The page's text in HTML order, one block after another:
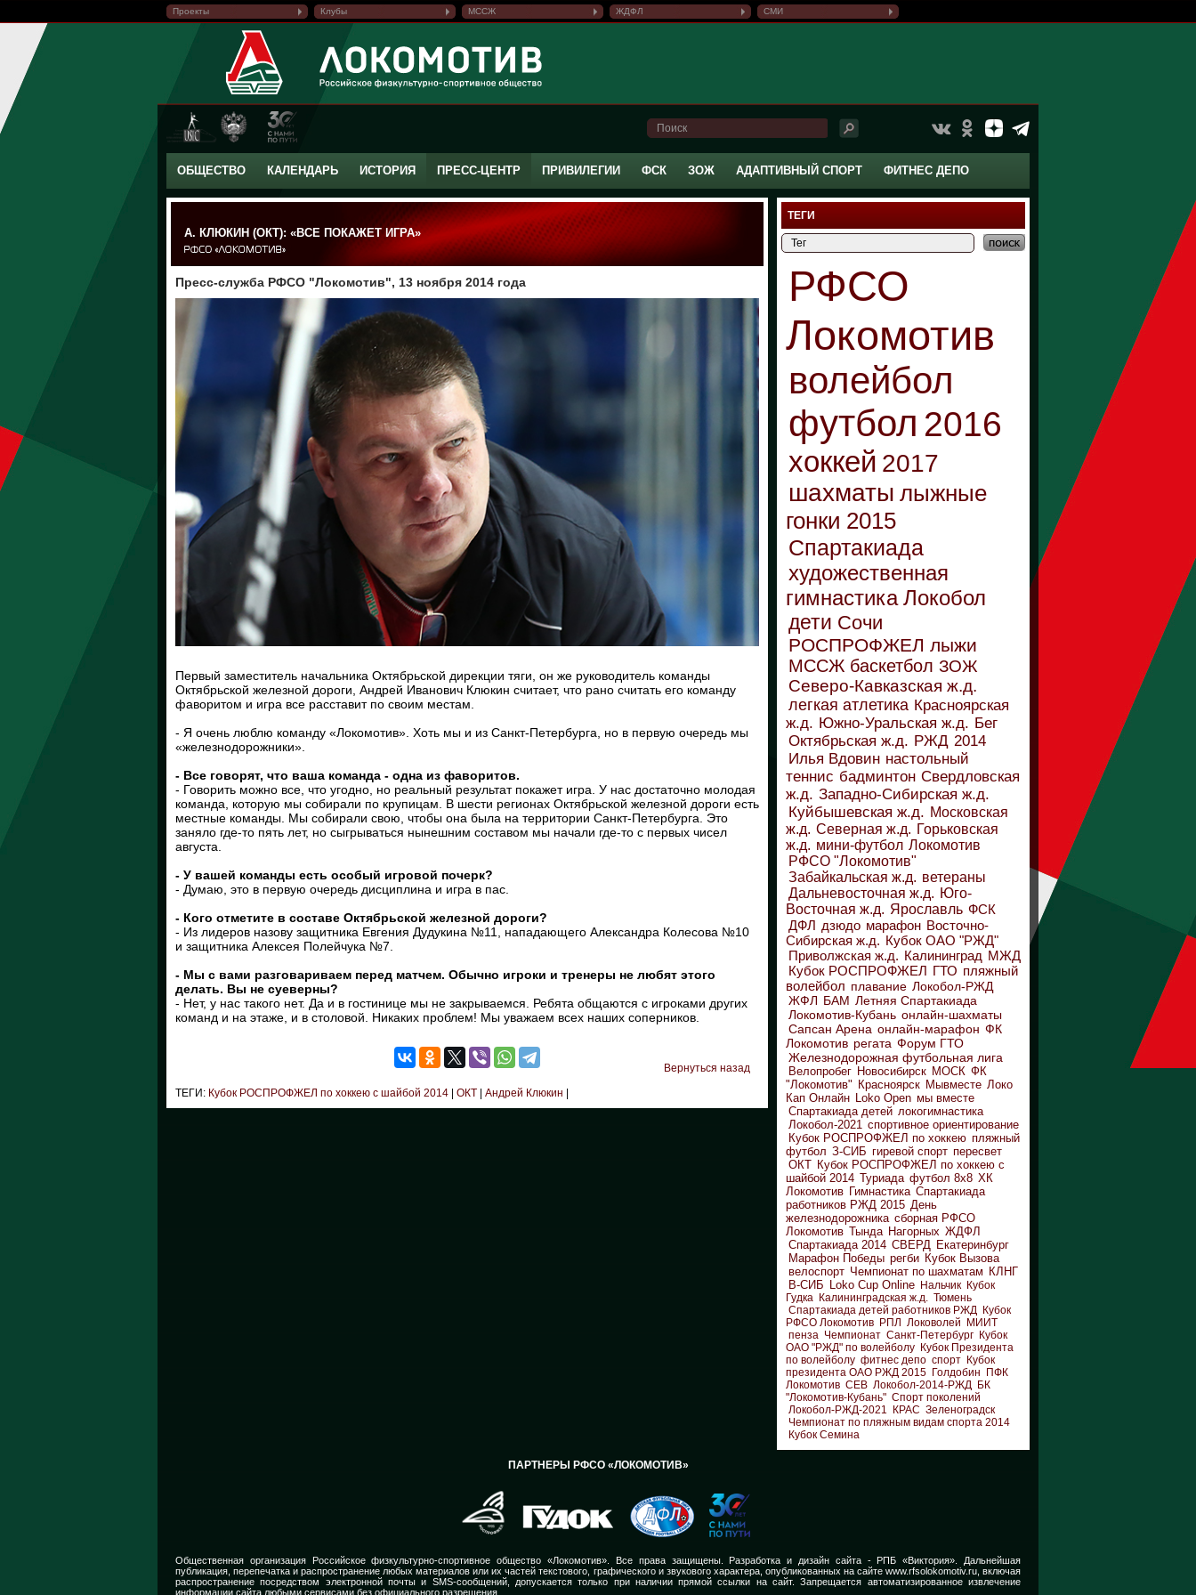
Проекты Клубы МССЖ ЖДФЛ СМИ
ОБЩЕСТВО КАЛЕНДАРЬ ИСТОРИЯ ПРЕСС-ЦЕНТР ПРИВИЛЕГИИ ФСК ЗОЖ АДАПТИВНЫЙ СПОРТ ФИТНЕС ДЕПО
А. КЛЮКИН (ОКТ): «ВСЕ ПОКАЖЕТ ИГРА»
Пресс-служба РФСО "Локомотив", 13 ноября 2014 года
Первый заместитель начальника Октябрьской дирекции тяги, он же руководитель команды
Октябрьской железной дороги, Андрей Иванович Клюкин считает, что рано считать его команду
фаворитом и игра все расставит по своим местам.
- Я очень люблю команду «Локомотив». Хоть мы и из Санкт-Петербурга, но в первую очередь мы
«железнодорожники».
- Все говорят, что ваша команда - одна из фаворитов.
- Говорить можно все, что угодно, но реальный результат покажет игра. У нас достаточно молодая
команда, которую мы собирали по крупицам. В шести регионах Октябрьской железной дороги есть
местные команды. Мы собирали свою, чтобы она была на территории Санкт-Петербурга. Это
заняло где-то пять лет, но сыгрываться нынешним составом мы начали где-то с первых чисел
августа.
- У вашей команды есть особый игровой почерк?
- Думаю, это в первую очередь дисциплина и игра в пас.
- Кого отметите в составе Октябрьской железной дороги?
- Из лидеров назову защитника Евгения Дудукина №11, нападающего Александра Колесова №10
и защитника Алексея Полейчука №7.
- Мы с вами разговариваем перед матчем. Обычно игроки и тренеры не любят этого
делать. Вы не суеверны?
- Нет, у нас такого нет. Да и в гостинице мы не закрываемся. Ребята общаются с игроками других
команд и на этаже, и в столовой. Никаких проблем! Мы уважаем всех наших соперников.
Вернуться назад
ТЕГИ: Кубок РОСПРОФЖЕЛ по хоккею с шайбой 2014 ОКТ Андрей Клюкин
ТЕГИ
РФСО
Локомотив
волейбол
футбол 2016
хоккей 2017
шахматы лыжные
гонки 2015
Спартакиада
художественная
гимнастика Локобол
дети Сочи
РОСПРОФЖЕЛ лыжи
МССЖ баскетбол ЗОЖ
Северо-Кавказская ж.д.
легкая атлетика Красноярская
ж.д. Южно-Уральская ж.д. Бег
Октябрьская ж.д. РЖД 2014
Илья Вдовин настольный
теннис бадминтон Свердловская
ж.д. Западно-Сибирская ж.д.
Куйбышевская ж.д. Московская
ж.д. Северная ж.д. Горьковская
ж.д. мини-футбол Локомотив
РФСО "Локомотив"
Забайкальская ж.д. ветераны
Дальневосточная ж.д. Юго-
Восточная ж.д. Ярославль ФСК
ДФЛ дзюдо марафон Восточно-
Сибирская ж.д. Кубок ОАО "РЖД"
Приволжская ж.д. Калининград МЖД
Кубок РОСПРОФЖЕЛ ГТО пляжный
волейбол плавание Локобол-РЖД
ЖФЛ БАМ Летняя Спартакиада
Локомотив-Кубань онлайн-шахматы
Сапсан Арена онлайн-марафон ФК
Локомотив регата Форум ГТО
Железнодорожная футбольная лига
Велопробег Новосибирск МОСК ФК
"Локомотив" Красноярск Мывместе Локо
Кап Онлайн Loko Open мы вместе
Спартакиада детей локогимнастика
Локобол-2021 спортивное ориентирование
Кубок РОСПРОФЖЕЛ по хоккею пляжный
футбол З-СИБ гиревой спорт пересвет
ОКТ Кубок РОСПРОФЖЕЛ по хоккею с
шайбой 2014 Туриада футбол 8х8 ХК
Локомотив Гимнастика Спартакиада
работников РЖД 2015 День
железнодорожника сборная РФСО
Локомотив Тында Нагорных ЖДФЛ
Спартакиада 2014 СВЕРД Екатеринбург
Марафон Победы регби Кубок Вызова
велоспорт Чемпионат по шахматам КЛНГ
В-СИБ Loko Cup Online Нальчик Кубок
Гудка Калининградская ж.д. Тюмень
Спартакиада детей работников РЖД Кубок
РФСО Локомотив РПЛ Локоволей
МИИТ
пенза Чемпионат Санкт-Петербург Кубок
ОАО "РЖД" по волейболу Кубок Президента
по волейболу фитнес депо спорт Кубок
президента ОАО РЖД 2015 Голдобин
ПФК
Локомотив СЕВ Локобол-2014-РЖД БК
"Локомотив-Кубань" Спорт поколений
Локобол-РЖД-2021
КРАС Зеленоградск
Чемпионат по пляжным видам спорта 2014
Кубок Семина
ПАРТНЕРЫ РФСО «ЛОКОМОТИВ»
Общественная организация Российское физкультурно-спортивное общество «Локомотив». Все права защищены. Разработка и дизайн сайта - РПБ «Виктория».
Дальнейшая
публикация, перепечатка и распространение любых материалов или их частей текстового, графического и звукового характера, опубликованных на сайте www.rfsolokomotiv.ru, включая
распространение посредством электронной почты и SMS-сообщений, допускается только при наличии прямой ссылки на сайт. Запрещается автоматизированное извлечение
информации сайта любыми сервисами без официального разрешения.